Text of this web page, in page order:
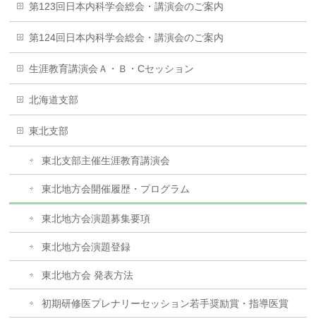
第123回日本内科学会総会・講演会のご案内
第124回日本内科学会総会・講演会のご案内
生涯教育講演会Ａ・Ｂ・Cセッション
北海道支部
東北支部
東北支部主催生涯教育講演会
東北地方会開催履歴・プログラム
東北地方会演題募集要項
東北地方会演題登録
東北地方会 発表方法
初期研修医プレナリーセッション若手奨励賞・指導医賞